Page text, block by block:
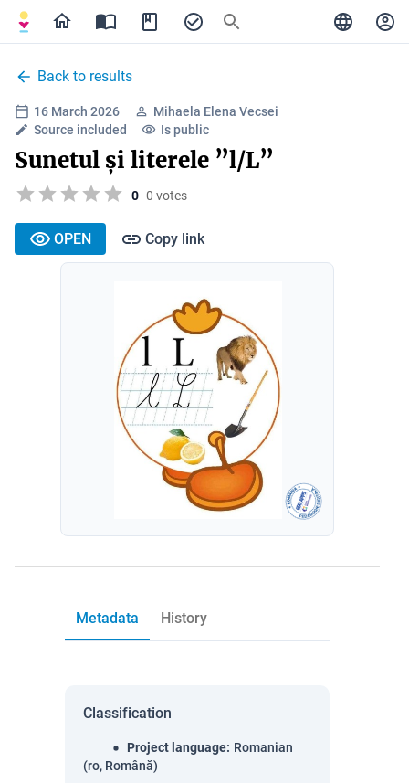
Back to results
16 March 2026
Mihaela Elena Vecsei
Source included
Is public
Sunetul și literele ”l/L”
0 0 votes
OPEN Copy link
Metadata History
Classification
Project language: Romanian
(ro, Română)